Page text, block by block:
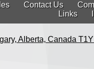
Contact Us
Links
Alberta, Canada